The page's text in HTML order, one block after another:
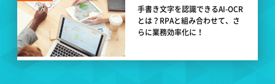
手書き文字を認識できるAI-OCR
とは？RPAと組み合わせて、さ
らに業務効率化に！